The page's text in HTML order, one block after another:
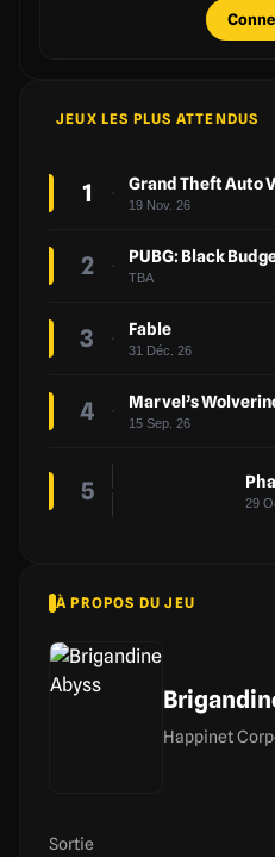
JEUX LES PLUS ATTENDUS
1 Grand Theft Auto
19 Nov. 26
2 PUBG: Black
TBA
3 Fable
31 Déc. 26
4 Marvel’s
15 Sep. 26
5 29
À PROPOS DU JEU
Happinet
Sortie